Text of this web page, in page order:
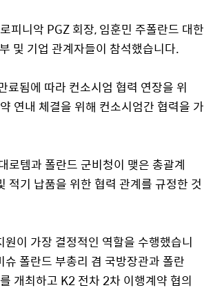
피니악 PGZ 회장, 임훈민 주폴란드 대한
및 기업 관계자들이 참석했습니다.
료됨에 따라 컨소시엄 협력 연장을 위
연내 체결을 위해 컨소시엄간 협력을 가
템과 폴란드 군비청이 맺은 총괄계
적기 납품을 위한 협력 관계를 규정한 것
이 가장 결정적인 역할을 수행했습니
슈폴란드 부총리 겸 국방장관과 폴란
개최하고 K2전차 2차이행계약 협의